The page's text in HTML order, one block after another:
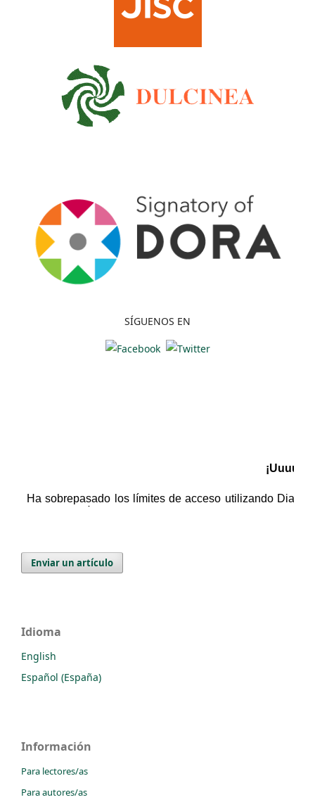
SÍGUENOS EN
Enviar un artículo
Idioma
English
Español (España)
Información
Para lectores/as
Para autores/as